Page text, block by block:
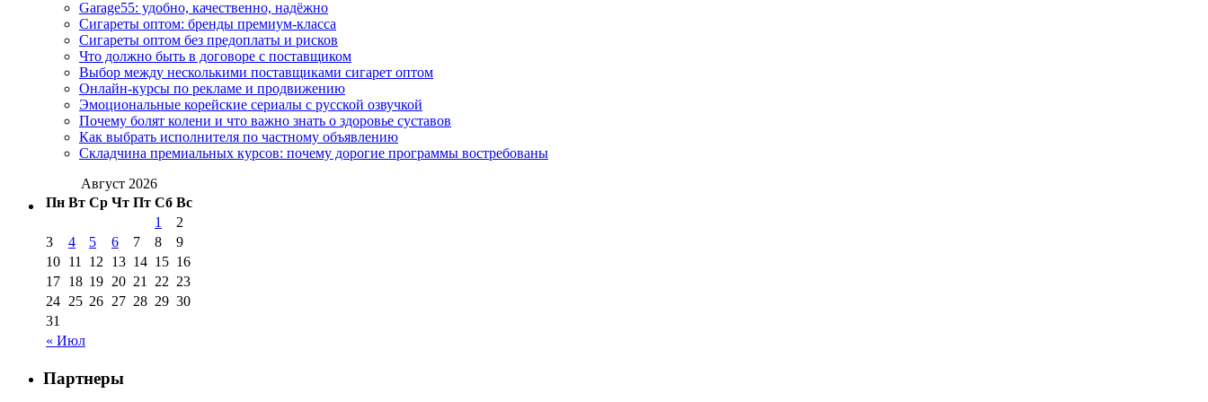
Garage55: удобно, качественно, надёжно
Сигареты оптом: бренды премиум-класса
Сигареты оптом без предоплаты и рисков
Что должно быть в договоре с поставщиком
Выбор между несколькими поставщиками сигарет оптом
Онлайн-курсы по рекламе и продвижению
Эмоциональные корейские сериалы с русской озвучкой
Почему болят колени и что важно знать о здоровье суставов
Как выбрать исполнителя по частному объявлению
Складчина премиальных курсов: почему дорогие программы востребованы
Август 2026
Пн Вт Ср Чт Пт Сб Вс
« Июл
1
2
3
4 5 6 7 8
9
10 11 12 13 14 15 16
17 18 19 20 21 22 23
24 25 26 27 28 29 30
31
Партнеры